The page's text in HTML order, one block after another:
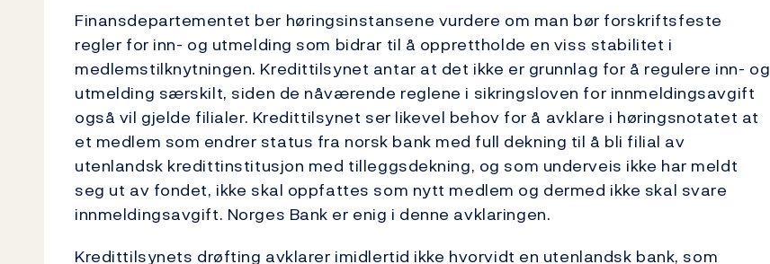
Finansdepartementet ber høringsinstansene vurdere om man bør forskriftsfeste
regler for inn- og utmelding som bidrar til å opprettholde en viss stabilitet i
medlemstilknytningen. Kredittilsynet antar at det ikke er grunnlag for å regulere inn- og
utmelding særskilt, siden de nåværende reglene i sikringsloven for innmeldingsavgift
også vil gjelde filialer. Kredittilsynet ser likevel behov for å avklare i høringsnotatet at
et medlem som endrer status fra norsk bank med full dekning til å bli filial av
utenlandsk kredittinstitusjon med tilleggsdekning, og som underveis ikke har meldt
seg ut av fondet, ikke skal oppfattes som nytt medlem og dermed ikke skal svare
innmeldingsavgift. Norges Bank er enig i denne avklaringen.
Kredittilsynets drøfting avklarer imidlertid ikke hvorvidt en utenlandsk bank, som